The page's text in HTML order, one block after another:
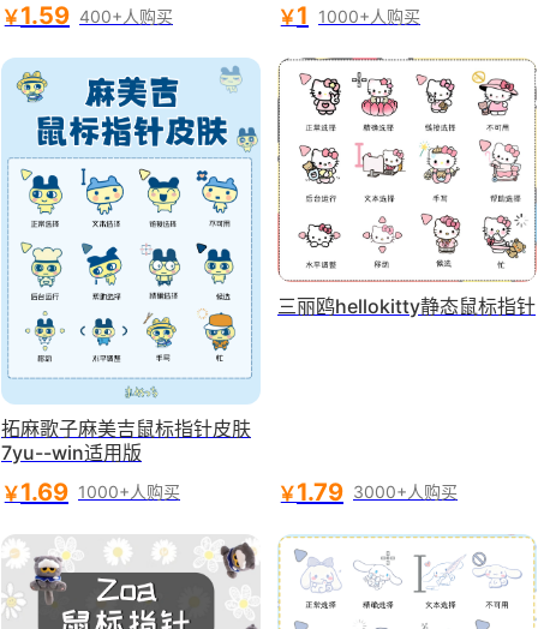
￥1.59 400+人购买
￥1 1000+人购买
拓麻歌子麻美吉鼠标指针皮肤
7yu--win适用版
￥1.69 1000+人购买
三丽鸥hellokitty静态鼠标指针
￥1.79 3000+人购买